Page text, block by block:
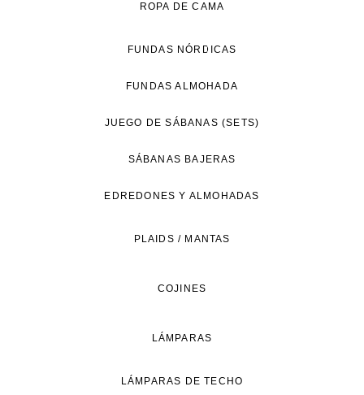
ROPA DE CAMA
FUNDAS NÓRDICAS
FUNDAS ALMOHADA
JUEGO DE SÁBANAS (SETS)
SÁBANAS BAJERAS
EDREDONES Y ALMOHADAS
PLAIDS / MANTAS
COJINES
LÁMPARAS
LÁMPARAS DE TECHO